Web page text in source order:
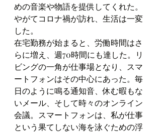
めの音楽や物語を提供してくれた。
やがてコロナ禍が訪れ、生活は一変
した。
在宅勤務が始まると、労働時間はさ
らに増え、週70時間にも達した。リ
ビングの一角が仕事場となり、スマ
ートフォンはその中心にあった。毎
日のように鳴る通知音、休む暇もな
いメール、そして時々のオンライン
会議。スマートフォンは、私が仕事
という果てしない海を泳ぐための浮